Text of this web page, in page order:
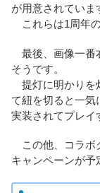
が用意されていま
これらは1周年
最後、画像一番
そうです。
提灯に明かりを
て紐を切ると一気
実装されてプレイ
この他、コラボ
キャンペーンが予